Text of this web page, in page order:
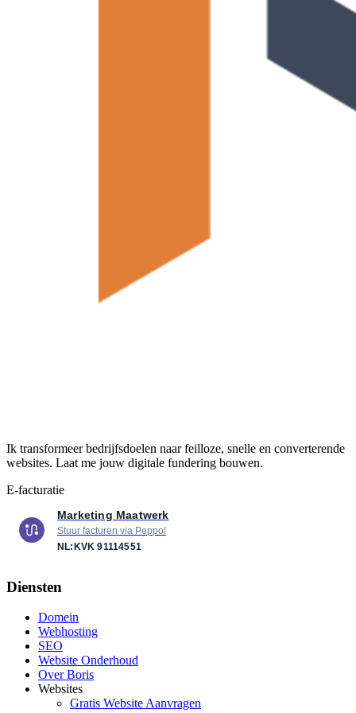
Ik transformeer bedrijfsdoelen naar feilloze, snelle en converterende
websites. Laat me jouw digitale fundering bouwen.
E-facturatie
Marketing Maatwerk
Stuur facturen via Peppol
NL:KVK 91114551
Diensten
Domein
Webhosting
SEO
Website Onderhoud
Over Boris
Websites
Gratis Website Aanvragen